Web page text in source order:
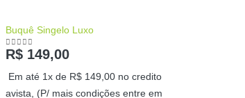
Buquê Singelo Luxo
0out of 5
R$ 149,00
Em até 1x de R$ 149,00 no credito
avista, (P/ mais condições entre em